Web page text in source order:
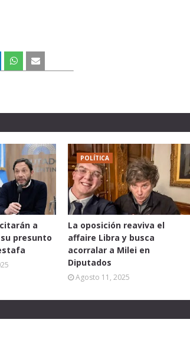
a
presunto
POLÍTICA
La oposición reaviva el
affaire Libra y busca
acorralar a Milei en
Diputados
Agosto 11, 2025